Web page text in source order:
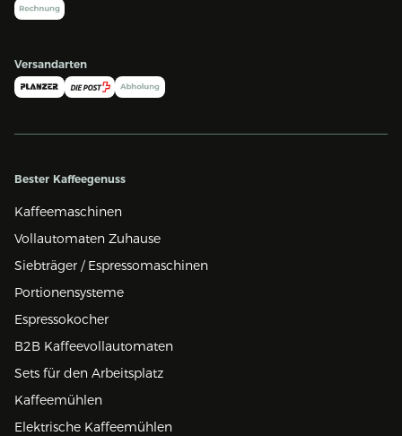
Versandarten
Bester Kaffeegenuss
Kaffeemaschinen
Vollautomaten Zuhause
Siebträger / Espressomaschinen
Portionensysteme
Espressokocher
B2B Kaffeevollautomaten
Sets für den Arbeitsplatz
Kaffeemühlen
Elektrische Kaffeemühlen